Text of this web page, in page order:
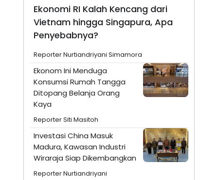
Ekonomi RI Kalah Kencang dari
Vietnam hingga Singapura, Apa
Penyebabnya?
Reporter Nurtiandriyani Simamora
Ekonom Ini Menduga
Konsumsi Rumah Tangga
Ditopang Belanja Orang
Kaya
Reporter Siti Masitoh
Investasi China Masuk
Madura, Kawasan Industri
Wiraraja Siap Dikembangkan
Reporter Nurtiandriyani